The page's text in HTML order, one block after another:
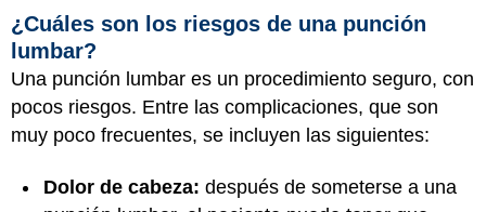
¿Cuáles son los riesgos de una punción
lumbar?
Una punción lumbar es un procedimiento seguro, con
pocos riesgos. Entre las complicaciones, que son
muy poco frecuentes, se incluyen las siguientes:
Dolor de cabeza: después de someterse a una